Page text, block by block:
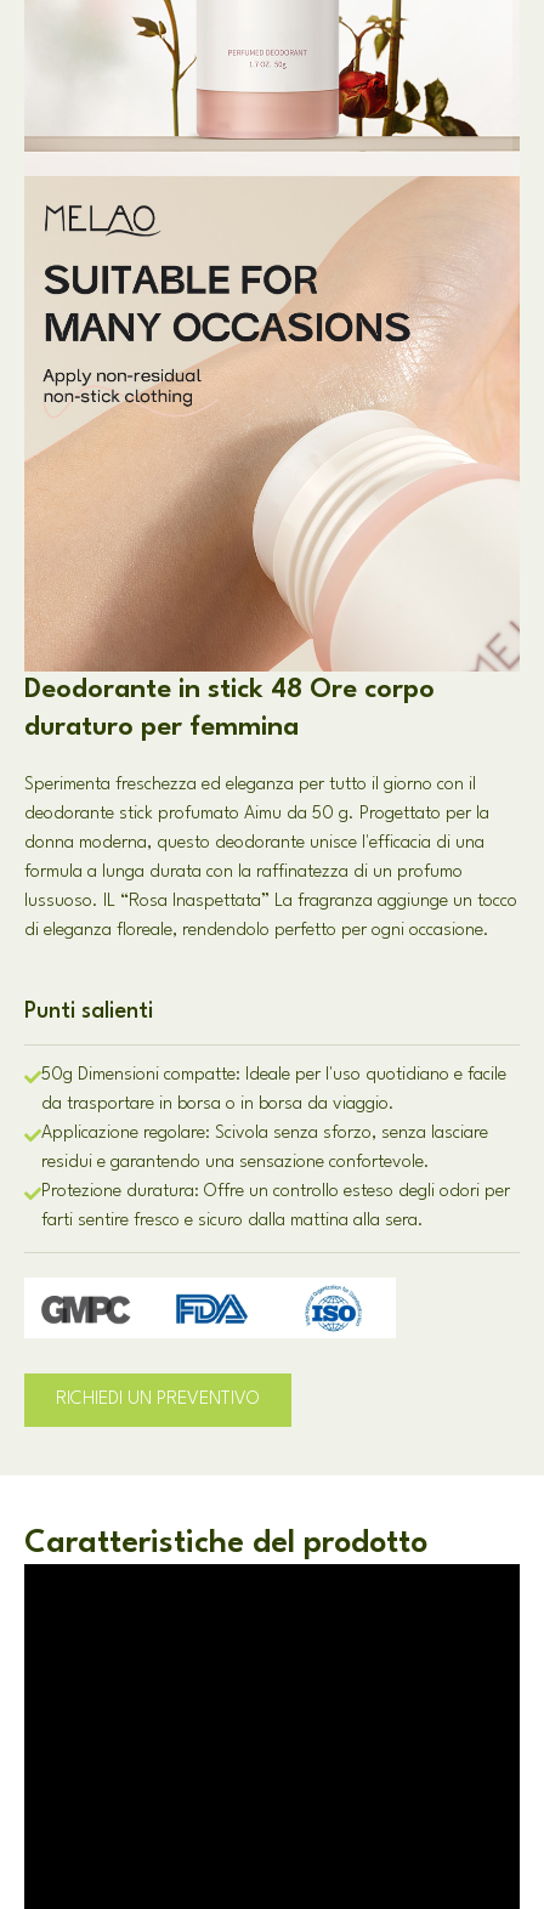
Deodorante in stick 48 Ore corpo
duraturo per femmina
Sperimenta freschezza ed eleganza per tutto il giorno con il
deodorante stick profumato Aimu da 50 g. Progettato per la
donna moderna, questo deodorante unisce l'efficacia di una
formula a lunga durata con la raffinatezza di un profumo
lussuoso. IL “Rosa Inaspettata” La fragranza aggiunge un tocco
di eleganza floreale, rendendolo perfetto per ogni occasione.
Punti salienti
50g Dimensioni compatte: Ideale per l'uso quotidiano e facile
da trasportare in borsa o in borsa da viaggio.
Applicazione regolare: Scivola senza sforzo, senza lasciare
residui e garantendo una sensazione confortevole.
Protezione duratura: Offre un controllo esteso degli odori per
farti sentire fresco e sicuro dalla mattina alla sera.
RICHIEDI UN PREVENTIVO
Caratteristiche del prodotto